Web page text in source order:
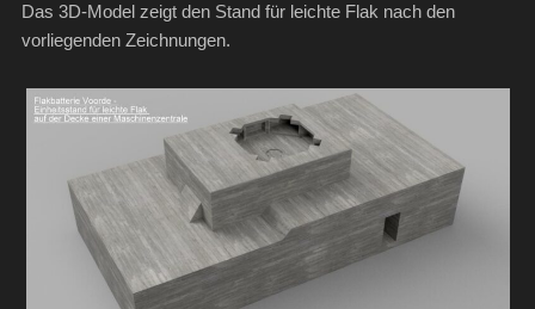
Das 3D-Model zeigt den Stand für leichte Flak nach den
vorliegenden Zeichnungen.